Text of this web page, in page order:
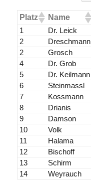
Platz Name
1
Dr. Leick
2
Dreschmann
2
Grosch
4
Dr. Grob
5
Dr. Keilmann
6
Steinmassl
7
Kossmann
8
Drianis
9
Damson
10
Volk
11
Halama
12
Bischoff
13
Schirm
14
Weyrauch